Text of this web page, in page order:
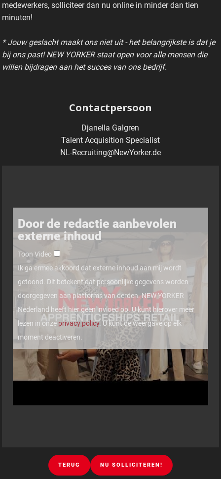
medewerkers, solliciteer dan nu online in minder dan tien
minuten!
* Jouw geslacht maakt ons niet uit - het belangrijkste is dat je
bij ons past! NEW YORKER staat open voor alle mensen die
willen bijdragen aan het succes van ons bedrijf.
Contactpersoon
Djanella Galgren
Talent Acquisition Specialist
NL-Recruiting@NewYorker.de
Door de redactie aanbevolen
externe inhoud
Toon Video
Ik ga ermee akkoord dat externe inhoud aan mij wordt
getoond. Dit betekent dat persoonlijke gegevens worden
doorgegeven aan platforms van derden. NEW YORKER
Nederland heeft hier geen invloed op. U kunt hierover meer
lezen in onzeprivacy policy. U kunt de weergave op elk
moment deactiveren.
TERUG NU SOLLICITEREN!